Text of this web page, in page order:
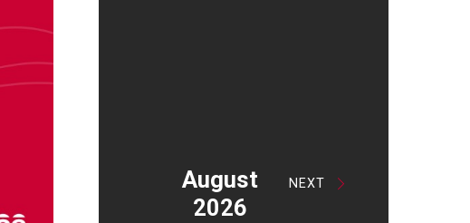
August
2026
NEXT